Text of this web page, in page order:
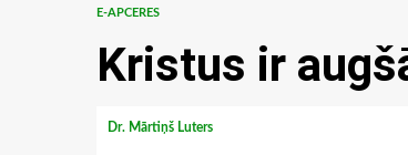
E-APCERES
Kristus ir
Dr. Mārtiņš Luters